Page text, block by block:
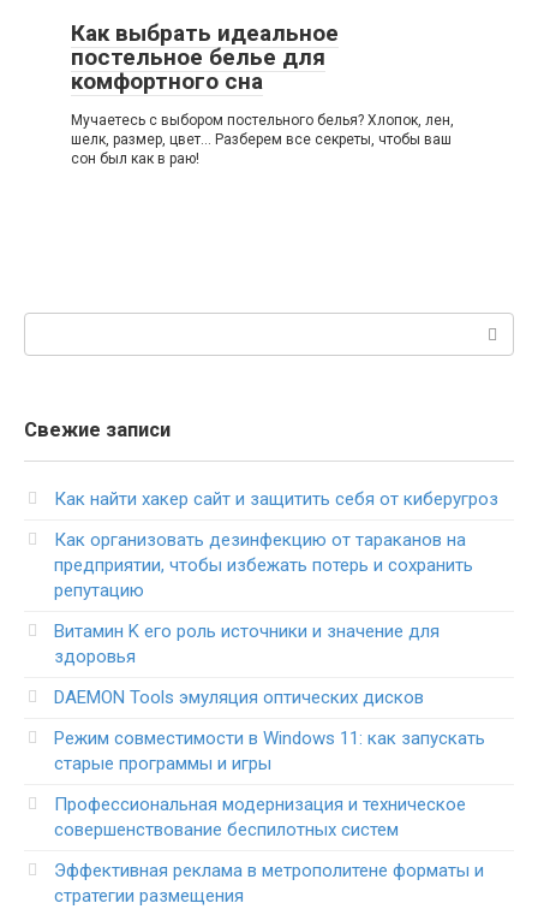
Как выбрать идеальное
постельное белье для
комфортного сна
Мучаетесь с выбором постельного белья? Хлопок, лен,
шелк, размер, цвет... Разберем все секреты, чтобы ваш
сон был как в раю!
Свежие записи
Как найти хакер сайт и защитить себя от киберугроз
Как организовать дезинфекцию от тараканов на
предприятии, чтобы избежать потерь и сохранить
репутацию
Витамин K его роль источники и значение для
здоровья
DAEMON Tools эмуляция оптических дисков
Режим совместимости в Windows 11: как запускать
старые программы и игры
Профессиональная модернизация и техническое
совершенствование беспилотных систем
Эффективная реклама в метрополитене форматы и
стратегии размещения